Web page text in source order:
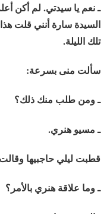
ـ نعم يا سيدتي. لم أكن
السيدة سارة أنني قلت
تلك الليلة.
سألت منى بسرعة:
ـ ومن طلب منك ذلك؟
ـ مسيو هنري.
قطبت ليلي حاجبيها
ـ وما علاقة هنري بالأمر؟